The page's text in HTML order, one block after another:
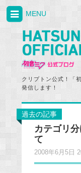
クリプトン公式！「
発信します！
MENU
過去の記事
カテゴリ
て
2008年6月5日